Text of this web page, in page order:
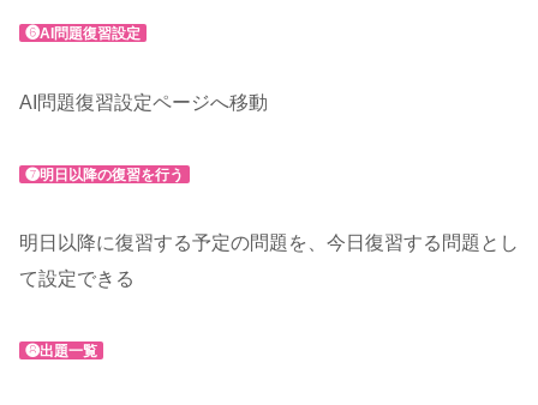
❻AI問題復習設定
AI問題復習設定ページへ移動
❼明日以降の復習を行う
明日以降に復習する予定の問題を、今日復習する問題とし
て設定できる
❽出題一覧